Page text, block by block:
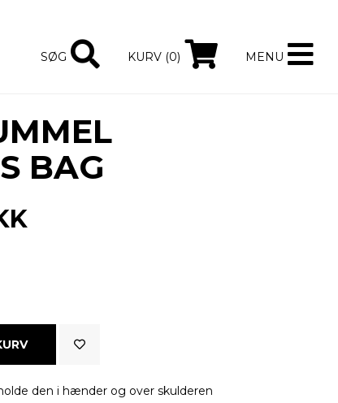
SØG KURV (0) MENU
BAG
den i hænder og over skulderen